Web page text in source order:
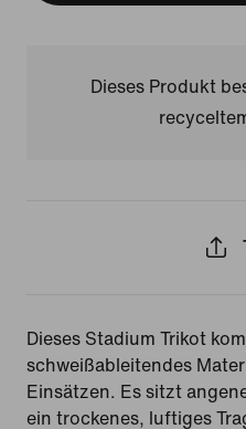
Dieses Produkt
Dieses Stadium Trikot
schweißableitendes
Einsätzen. Es sitzt
ein trockenes, luftiges